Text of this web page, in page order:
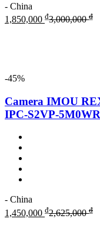
- China
1,850,000 ₫3,000,000₫
-45%
Camera IMOU
IPC-S2VP-5M0WR
- China
1,450,000 ₫2,625,000₫